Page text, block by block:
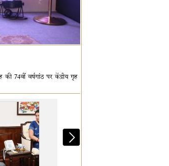
74वीं वर्षगांठ पर केंद्रीय गृह